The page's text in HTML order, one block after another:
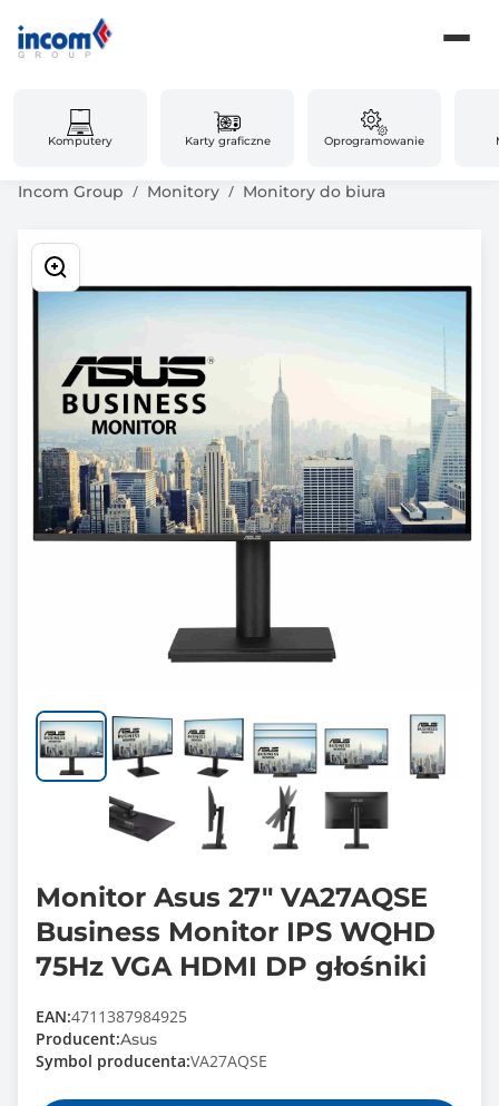
Komputery Karty graficzne Oprogramowanie
Incom Group Monitory Monitory do biura
Monitor Asus 27" VA27AQSE
Business Monitor IPS WQHD
75Hz VGA HDMI DP głośniki
EAN:4711387984925
Producent:Asus
Symbol producenta:VA27AQSE